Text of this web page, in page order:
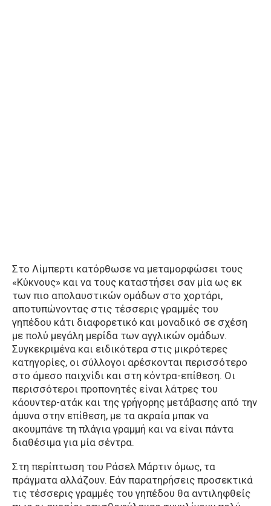
Στο Λίμπερτι κατόρθωσε να μεταμορφώσει τους
«Κύκνους» και να τους καταστήσει σαν μία ως εκ
των πιο απολαυστικών ομάδων στο χορτάρι,
αποτυπώνοντας στις τέσσερις γραμμές του
γηπέδου κάτι διαφορετικό και μοναδικό σε σχέση
με πολύ μεγάλη μερίδα των αγγλικών ομάδων.
Συγκεκριμένα και ειδικότερα στις μικρότερες
κατηγορίες, οι σύλλογοι αρέσκονται περισσότερο
στο άμεσο παιχνίδι και στη κόντρα-επίθεση. Οι
περισσότεροι προπονητές είναι λάτρες του
κάουντερ-ατάκ και της γρήγορης μετάβασης από την
άμυνα στην επίθεση, με τα ακραία μπακ να
ακουμπάνε τη πλάγια γραμμή και να είναι πάντα
διαθέσιμα για μία σέντρα.
Στη περίπτωση του Ράσελ Μάρτιν όμως, τα
πράγματα αλλάζουν. Εάν παρατηρήσεις προσεκτικά
τις τέσσερις γραμμές του γηπέδου θα αντιληφθείς